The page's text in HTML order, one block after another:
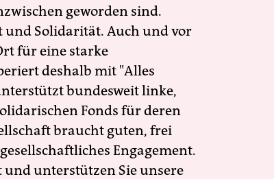
geworden sind.
und Solidarität. Auch und vor
für eine starke
deshalb mit "Alles
bundesweit linke,
Fonds für deren
braucht guten, frei
Engagement.
und unterstützen Sie unsere